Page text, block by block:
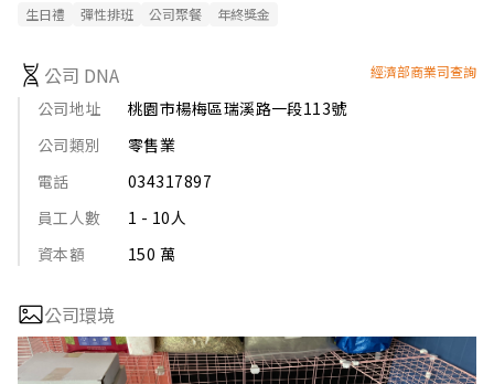
生日禮 彈性排班 公司聚餐 年終獎金
公司 DNA 經濟部商業司查詢
公司地址
桃園市楊梅區瑞溪路一段113號
公司類別
零售業
電話
034317897
員工人數
1 - 10人
資本額
150 萬
公司環境